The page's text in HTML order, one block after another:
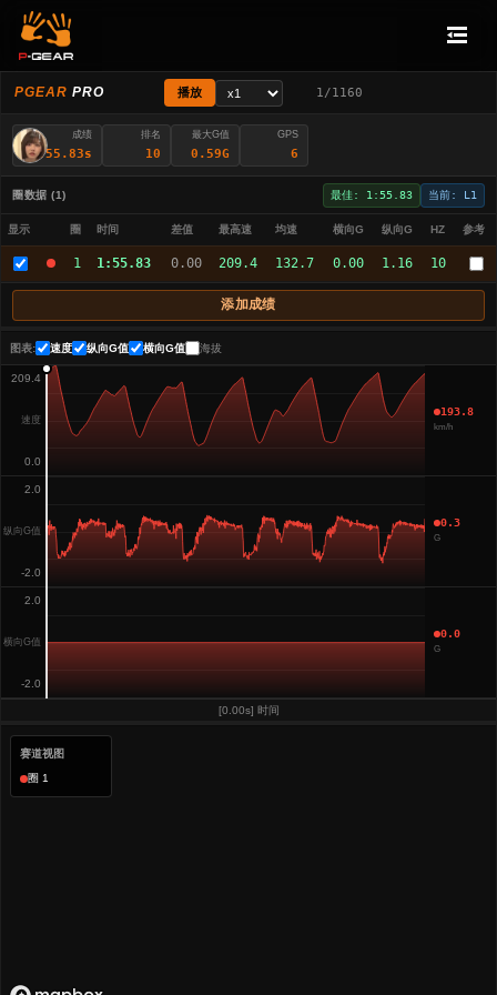
PGEAR PRO 播放 1/1160
吾吃鱼
中国.广东 · 大众高尔夫进口17款 2.0TSI R
成绩
01:55.83s
排名
10
最大G值
0.59G
GPS
6
圈数据 (1) 最佳: 1:55.83 当前: L1
显示 圈 时间 差值 最高速 均速 横向G 纵向G HZ 参考
1 1:55.83 0.00 209.4 132.7 0.00 1.16 10
添加成绩
图表: 速度 纵向G值 横向G值 海拔
209.4
速度
0.0
193.8
km/h
2.0
纵向G值
-2.0
0.3
G
2.0
横向G值
-2.0
0.0
G
[0.00s] 时间
赛道视图
圈 1